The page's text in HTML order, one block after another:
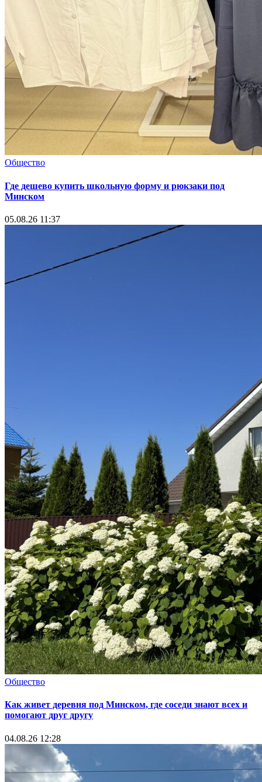
Общество
Где дешево купить школьную форму и рюкзаки под
Минском
05.08.26 11:37
Общество
Как живет деревня под Минском, где соседи знают всех и
помогают друг другу
04.08.26 12:28